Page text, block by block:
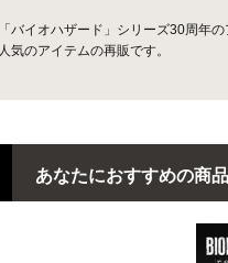
「バイオハザード」シリーズ30周年
人気のアイテムの再販です。
あなたにおすすめの商品